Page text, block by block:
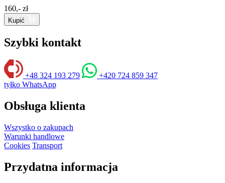
160,- zł
Kupić
Szybki kontakt
+48 324 193 279
+420 724 859 347
tyłko WhatsApp
Obsługa klienta
Wszystko o zakupach
Warunki handlowe
Cookies Transport
Przydatna informacja